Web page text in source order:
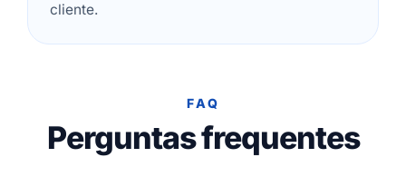
cliente.
FAQ
Perguntas frequentes